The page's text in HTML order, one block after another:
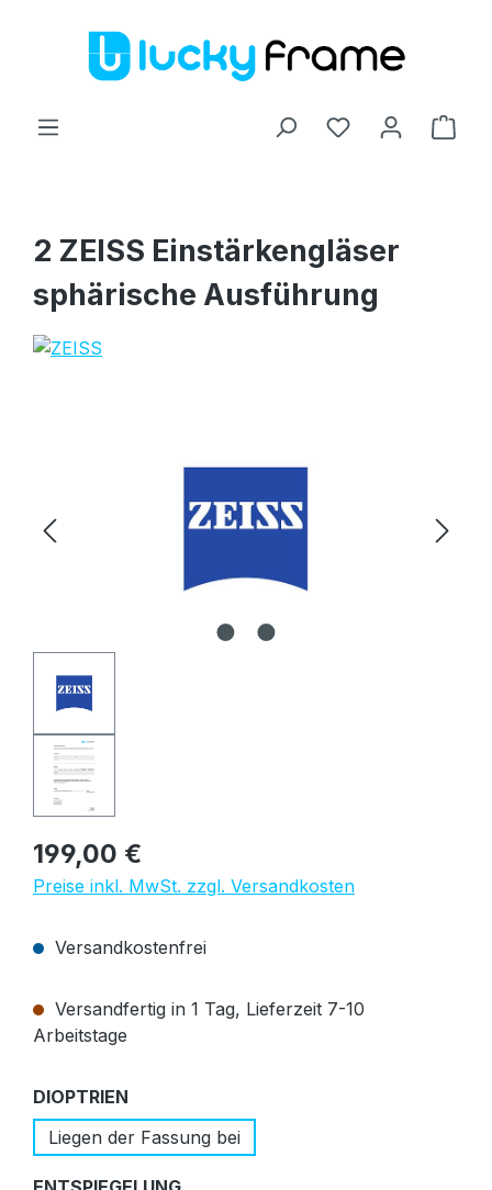
Zum Hauptinhalt springen
2 ZEISS Einstärkengläser
sphärische Ausführung
Regulärer Preis:
199,00 €
Preise inkl. MwSt. zzgl. Versandkosten
Versandkostenfrei
Versandfertig in 1 Tag, Lieferzeit 7-10
Arbeitstage
DIOPTRIEN
Liegen der Fassung bei